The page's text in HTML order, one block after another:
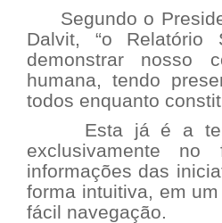
Segundo o
Dalvit, “o Relatório
demonstrar nosso
humana, tendo
todos enquanto
Esta já é a
exclusivamente
informações das
forma intuitiva, em
fácil navegação.